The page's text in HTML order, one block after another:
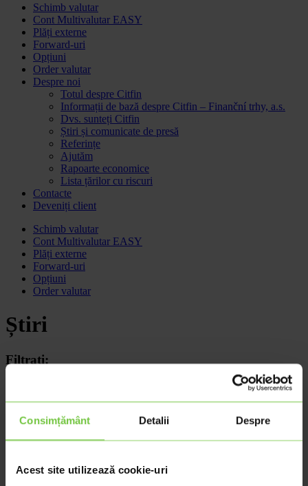
Consimțământ Detalii Despre
Acest site utilizează cookie-uri
Accesați
conținutul
Schimb valutar
Cont Multivalutar EASY
Plăți externe
Forward-uri
Opțiuni
Order valutar
Despre noi
Totul despre Citfin
Informații de bază despre Citfin – Finanční trhy, a.s.
Dvs. sunteți Citfin
Știri și comunicate de presă
Referințe
Ajutăm
Rapoarte economice
Lista țărilor cu riscuri
Contacte
Deveniți client
Accesați
conținutul
Schimb valutar
Cont Multivalutar EASY
Plăți externe
Forward-uri
Opțiuni
Order valutar
Știri
Filtrați:
Știri